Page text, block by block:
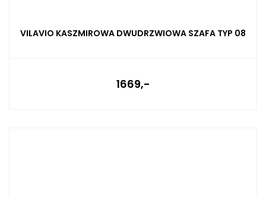
VILAVIO KASZMIROWA DWUDRZWIOWA SZAFA TYP 08
1669,-